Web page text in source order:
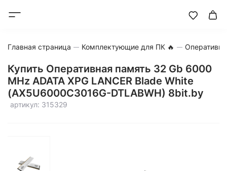
Главная страница Комплектующие для ПК 🔥
Купить Оперативная память 32 Gb 6000
MHz ADATA XPG LANCER Blade White
(AX5U6000C3016G-DTLABWH) 8bit.by
артикул: 315329